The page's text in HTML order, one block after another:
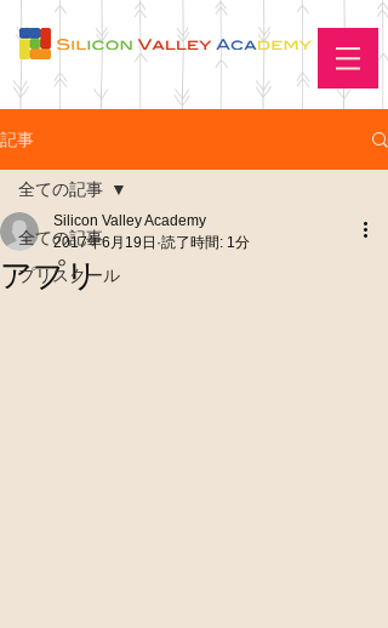
記事
全ての記事
プリスクール
全ての記事
アプリ
Silicon Valley Academy
2017年6月19日 読了時間: 1分